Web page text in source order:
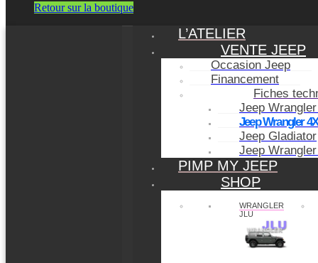
Retour sur la boutique
L’ATELIER
VENTE JEEP
Occasion Jeep
Financement
Fiches
Jeep
Jeep Wrangler
Jeep Gladiator
Jeep
PIMP MY JEEP
SHOP
WRANGLER
JLU